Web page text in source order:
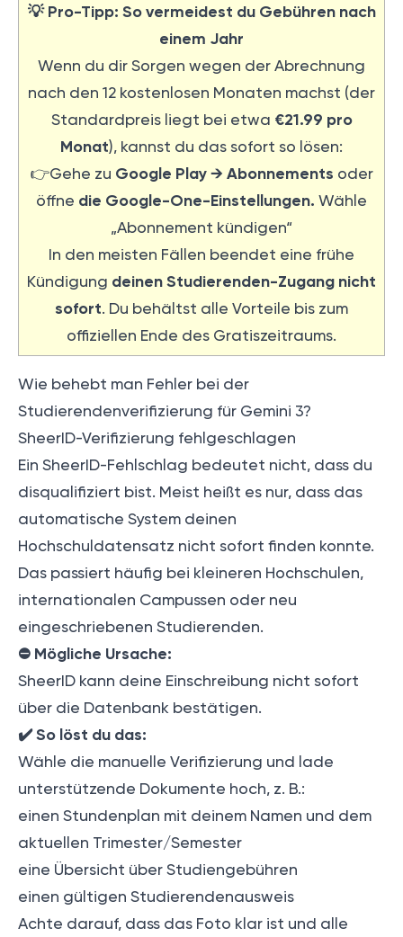
💡 Pro-Tipp: So vermeidest du Gebühren nach
einem Jahr
Wenn du dir Sorgen wegen der Abrechnung
nach den 12 kostenlosen Monaten machst (der
Standardpreis liegt bei etwa €21.99 pro
Monat), kannst du das sofort so lösen:
👉️Gehe zu Google Play → Abonnements oder
öffne die Google-One-Einstellungen. Wähle
„Abonnement kündigen“
In den meisten Fällen beendet eine frühe
Kündigung deinen Studierenden-Zugang nicht
sofort. Du behältst alle Vorteile bis zum
offiziellen Ende des Gratiszeitraums.
Wie behebt man Fehler bei der
Studierendenverifizierung für Gemini 3?
SheerID-Verifizierung fehlgeschlagen
Ein SheerID-Fehlschlag bedeutet nicht, dass du
disqualifiziert bist. Meist heißt es nur, dass das
automatische System deinen
Hochschuldatensatz nicht sofort finden konnte.
Das passiert häufig bei kleineren Hochschulen,
internationalen Campussen oder neu
eingeschriebenen Studierenden.
⛔️ Mögliche Ursache:
SheerID kann deine Einschreibung nicht sofort
über die Datenbank bestätigen.
✔️So löst du das:
Wähle die manuelle Verifizierung und lade
unterstützende Dokumente hoch, z. B.:
einen Stundenplan mit deinem Namen und dem
aktuellen Trimester/Semester
eine Übersicht über Studiengebühren
einen gültigen Studierendenausweis
Achte darauf, dass das Foto klar ist und alle